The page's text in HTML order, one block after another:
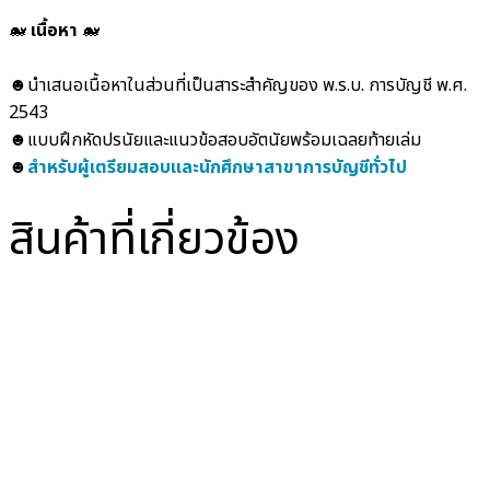
🐋 เนื้อหา 🐋
☻นำเสนอเนื้อหาในส่วนที่เป็นสาระสำคัญของ พ.ร.บ. การบัญชี พ.ศ.
2543
☻แบบฝึกหัดปรนัยและแนวข้อสอบอัตนัยพร้อมเฉลยท้ายเล่ม
☻สำหรับผู้เตรียมสอบและนักศึกษาสาขาการบัญชีทั่วไป
สินค้าที่เกี่ยวข้อง